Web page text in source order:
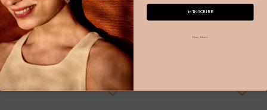
Puces d'oreilles anciennes en
or et grenat "Jeana"
730€
"Rabi"
M'INSCRIRE
Non, Merci